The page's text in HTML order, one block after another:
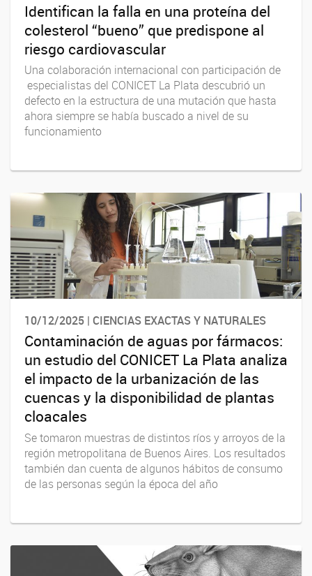
Identifican la falla en una proteína del
colesterol “bueno” que predispone al
riesgo cardiovascular
Una colaboración internacional con participación de
especialistas del CONICET La Plata descubrió un
defecto en la estructura de una mutación que hasta
ahora siempre se había buscado a nivel de su
funcionamiento
10/12/2025 | CIENCIAS EXACTAS Y NATURALES
Contaminación de aguas por fármacos:
un estudio del CONICET La Plata analiza
el impacto de la urbanización de las
cuencas y la disponibilidad de plantas
cloacales
Se tomaron muestras de distintos ríos y arroyos de la
región metropolitana de Buenos Aires. Los resultados
también dan cuenta de algunos hábitos de consumo
de las personas según la época del año